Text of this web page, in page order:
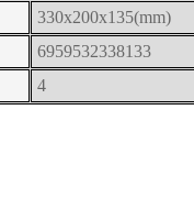
330x200x135(mm)
6959532338133
4